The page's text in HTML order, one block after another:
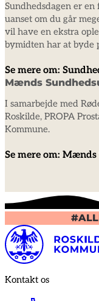
Sundhedsdagen er
uanset om du går
vil have en ekstra
bymidten har at byde
Se mere om:
Mænds
I samarbejde med
Roskilde, PROPA
Kommune.
Se mere om: Mænds
Kontakt os